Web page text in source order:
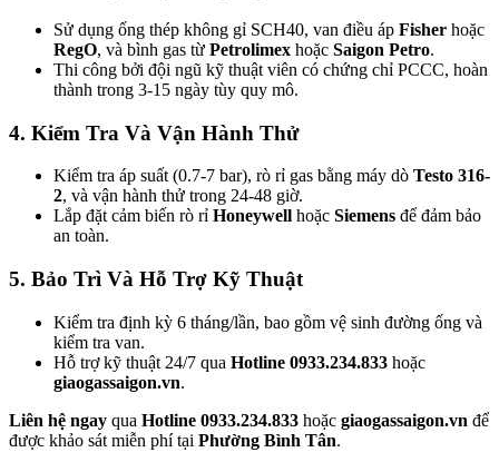
Sử dụng ống thép không gỉ SCH40, van điều áp Fisher hoặc
RegO, và bình gas từ Petrolimex hoặc Saigon Petro.
Thi công bởi đội ngũ kỹ thuật viên có chứng chỉ PCCC, hoàn
thành trong 3-15 ngày tùy quy mô.
4. Kiểm Tra Và Vận Hành Thử
Kiểm tra áp suất (0.7-7 bar), rò rỉ gas bằng máy dò Testo 316-
2, và vận hành thử trong 24-48 giờ.
Lắp đặt cảm biến rò rỉ Honeywell hoặc Siemens để đảm bảo
an toàn.
5. Bảo Trì Và Hỗ Trợ Kỹ Thuật
Kiểm tra định kỳ 6 tháng/lần, bao gồm vệ sinh đường ống và
kiểm tra van.
Hỗ trợ kỹ thuật 24/7 qua Hotline 0933.234.833 hoặc
giaogassaigon.vn.
Liên hệ ngay qua Hotline 0933.234.833 hoặc giaogassaigon.vn để
được khảo sát miễn phí tại Phường Bình Tân.